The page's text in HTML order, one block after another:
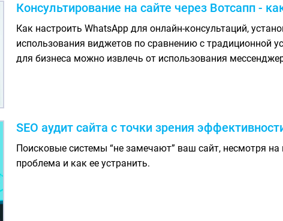
Консультирование на сайте через Вотсапп -
Как настроить WhatsApp для онлайн-консультаций,
использования виджетов по сравнению с традиционной
для бизнеса можно извлечь от использования
SEO аудит сайта с точки зрения
Поисковые системы “не замечают” ваш сайт, несмотря
проблема и как ее устранить.